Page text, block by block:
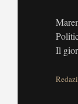
Il